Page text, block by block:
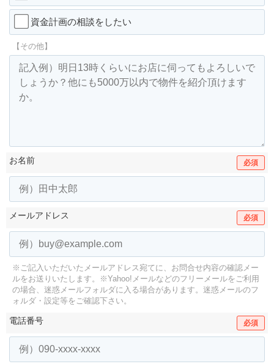
資金計画の相談をしたい
【その他】
お名前 必須
メールアドレス 必須
※ご記入いただいたメールアドレス宛てに、お問合せ内容の確認メー
ルをお送りいたします。
※Yahoo!メールなどのフリーメールをご利用
の場合、迷惑メールフォルダに入る場合があります。 迷惑メールのフ
ォルダ・設定等をご確認下さい。
電話番号 必須